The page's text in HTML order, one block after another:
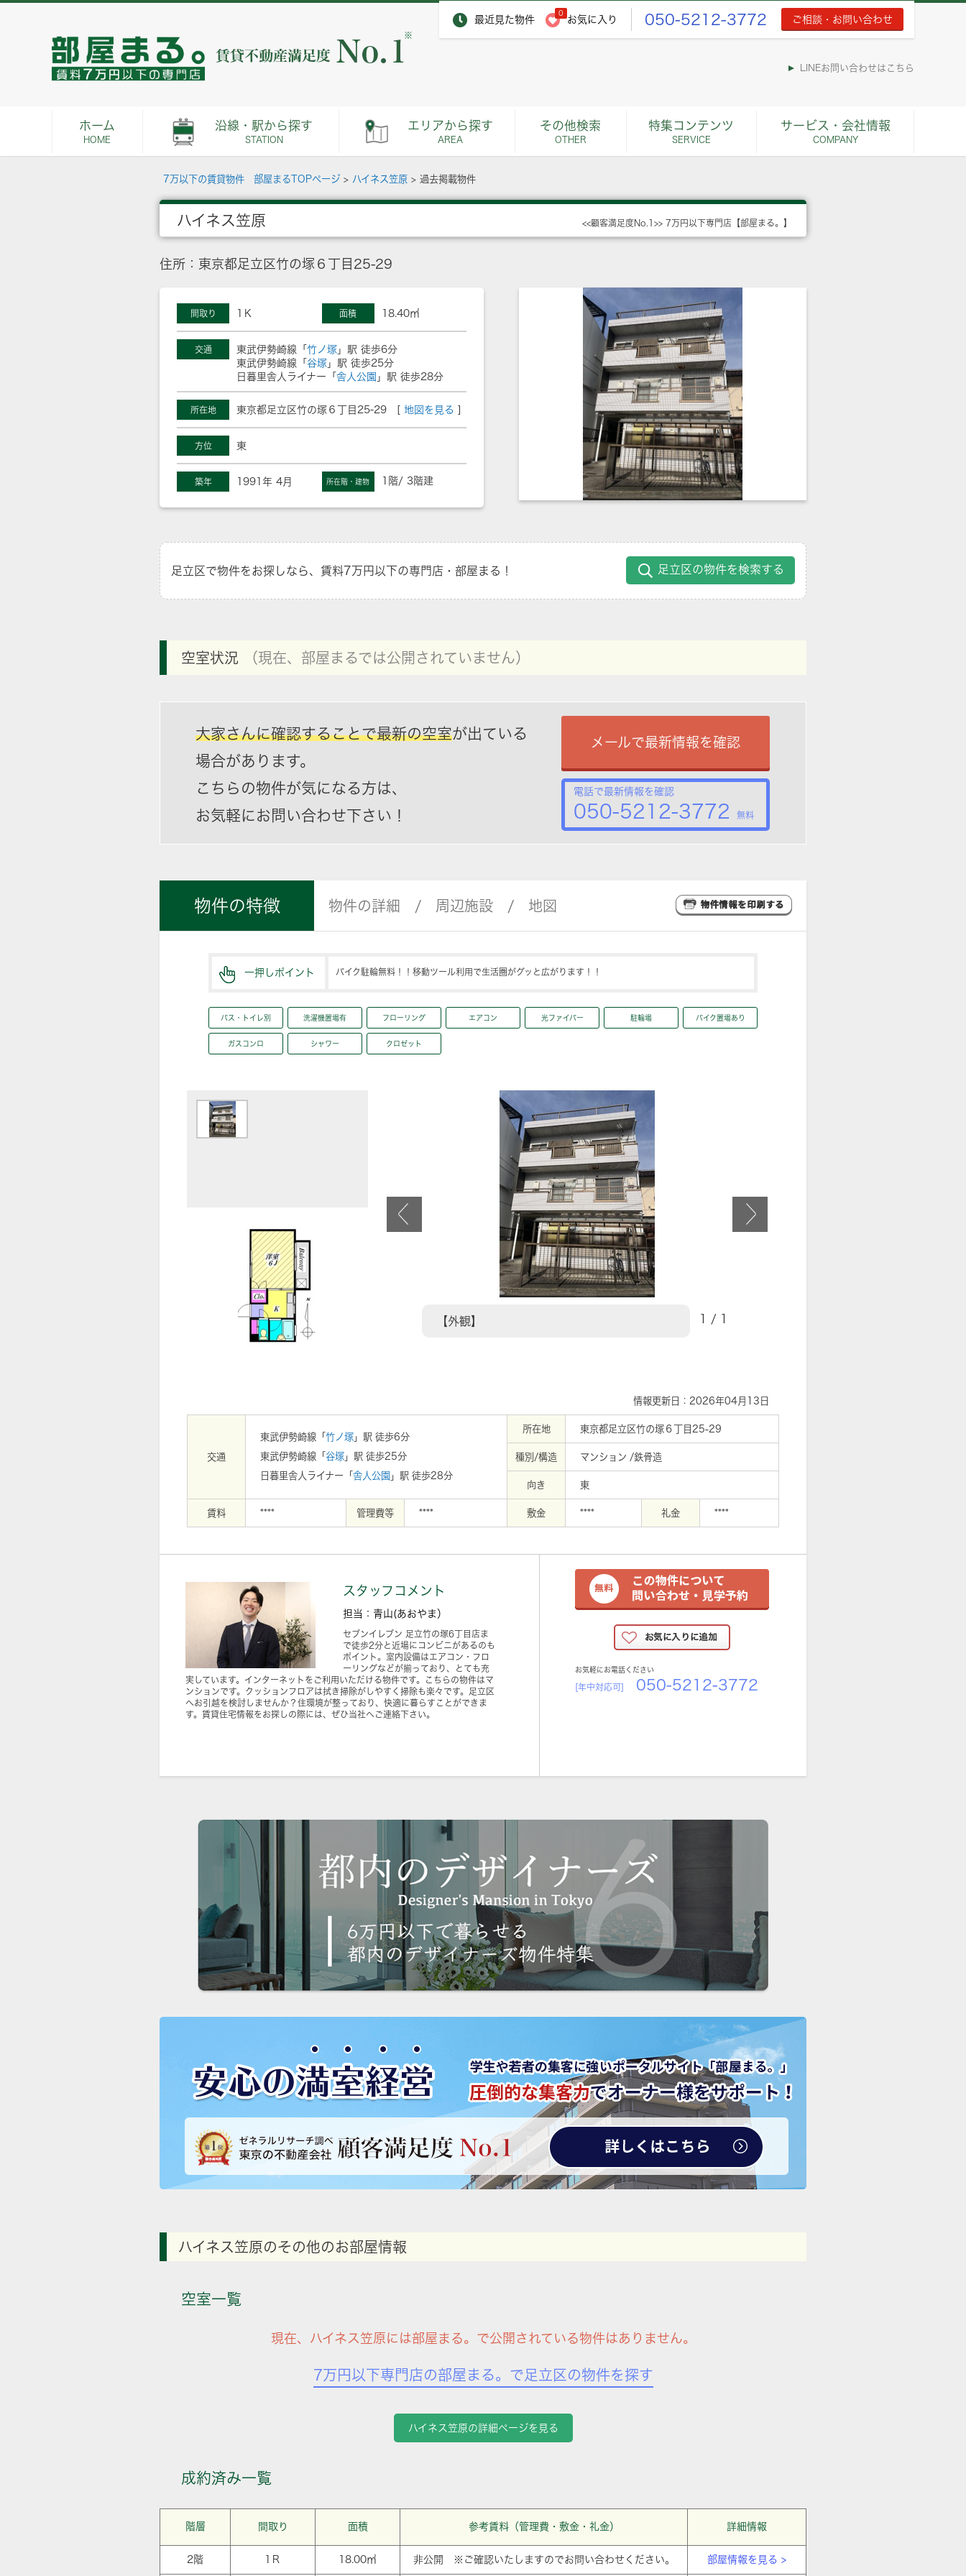
最近見た物件
0
お気に入り 050-5212-3772 ご相談・お問い合わせ
※
LINEお問い合わせはこちら
ホーム
HOME
沿線・駅から探す
STATION
エリアから探す
AREA
その他検索
OTHER
特集コンテンツ
SERVICE
サービス・会社情報
COMPANY
7万以下の賃貸物件 部屋まるTOPページ > ハイネス笠原 > 過去掲載物件
ハイネス笠原 <<顧客満足度No.1>> 7万円以下専門店【部屋まる。】
住所：東京都足立区竹の塚６丁目25-29
間取り 1Ｋ 面積 18.40㎡
交通 東武伊勢崎線「 竹ノ塚 」駅 徒歩6分
東武伊勢崎線「 谷塚 」駅 徒歩25分
日暮里舎人ライナー「 舎人公園 」駅 徒歩28分
所在地 東京都足立区竹の塚６丁目25-29 [ 地図を見る
方位 東
築年 1991年 4月 所在階・建物 1階/ 3階建
足立区で物件をお探しなら、賃料7万円以下の専門店・部屋まる！ 足立区の物件を検索する
空室状況 （現在、部屋まるでは公開されていません）
大家さんに確認することで最新の空室が出ている
場合があります。
こちらの物件が気になる方は、
お気軽にお問い合わせ下さい！
メールで最新情報を確認
電話で最新情報を確認
050-5212-3772 無料
物件の特徴 物件の詳細 周辺施設 地図
一押しポイント バイク駐輪無料！！移動ツール利用で生活圏がグッと広がります！！
バス・トイレ別 洗濯機置場有 フローリング エアコン 光ファイバー 駐輪場 バイク置場あり
ガスコンロ シャワー クロゼット
【外観】 1 / 1
情報更新日：2026年04月13日
交通
東武伊勢崎線「 竹ノ塚 」駅 徒歩6分
東武伊勢崎線「 谷塚 」駅 徒歩25分
日暮里舎人ライナー「 舎人公園 」駅 徒歩28分
所在地 東京都足立区竹の塚６丁目25-29
種別/構造 マンション /鉄骨造
向き 東
賃料 **** 管理費等 **** 敷金 **** 礼金 ****
スタッフコメント
担当：青山(あおやま）
セブンイレブン 足立竹の塚6丁目店ま
で徒歩2分と近場にコンビニがあるのも
ポイント。室内設備はエアコン・フロ
ーリングなどが揃っており、とても充
実しています。インターネットをご利用いただける物件です。こちらの物件はマ
ンションです。クッションフロアは拭き掃除がしやすく掃除も楽々です。足立区
へお引越を検討しませんか？住環境が整っており、快適に暮らすことができま
す。賃貸住宅情報をお探しの際には、ぜひ当社へご連絡下さい。
お気軽にお電話ください
[年中対応可] 050-5212-3772
ハイネス笠原のその他のお部屋情報
空室一覧
現在、ハイネス笠原には部屋まる。で公開されている物件はありません。
7万円以下専門店の部屋まる。で足立区の物件を探す
ハイネス笠原の詳細ページを見る
成約済み一覧
階層 間取り 面積 参考賃料（管理費・敷金・礼金） 詳細情報
2階 1Ｒ 18.00㎡ 非公開 ※ご確認いたしますのでお問い合わせください。 部屋情報を見る >